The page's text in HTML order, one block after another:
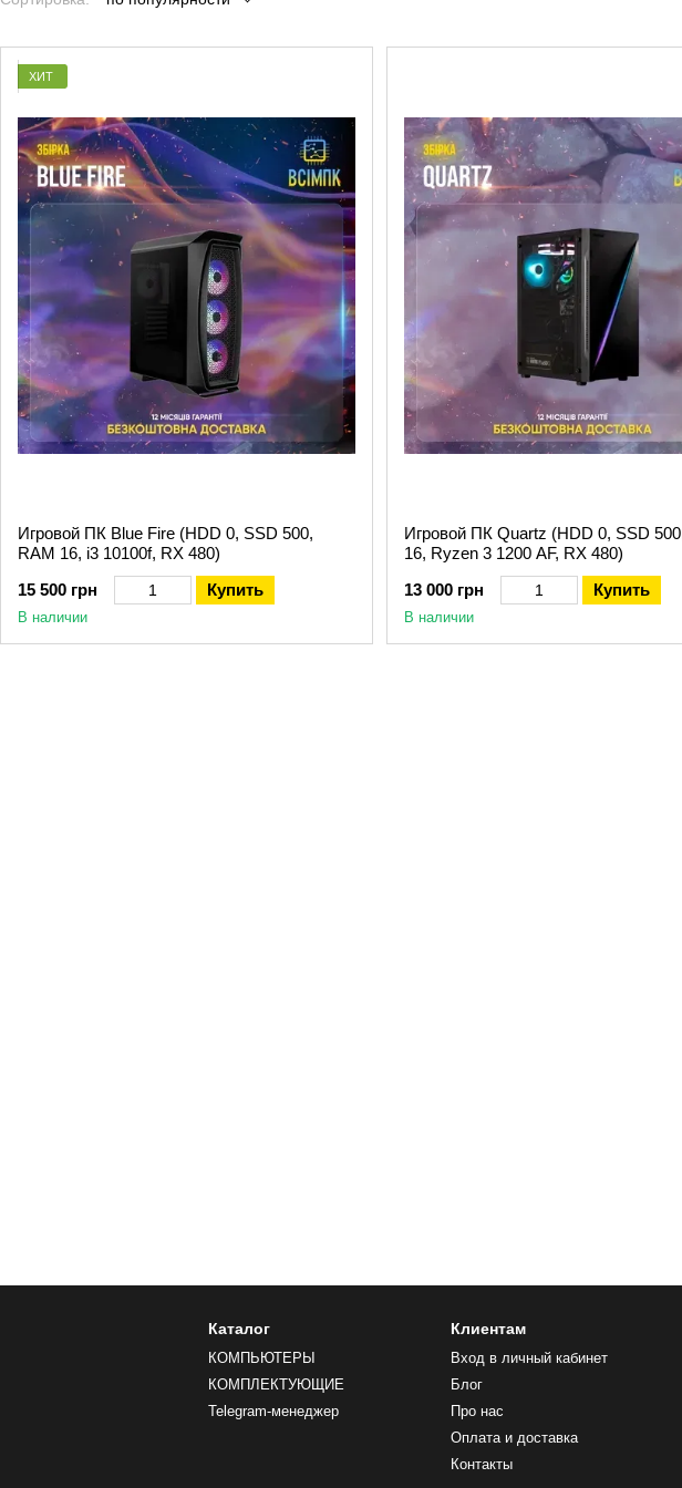
ХИТ
Игровой ПК Blue Fire (HDD 0, SSD 500,
RAM 16, i3 10100f, RX 480)
15 500 грн
Купить
В наличии
Игровой ПК Quartz (HDD 0, SSD
16, Ryzen 3 1200 AF, RX 480)
13 000 грн
Купить
В наличии
Каталог
КОМПЬЮТЕРЫ
КОМПЛЕКТУЮЩИЕ
Telegram-менеджер
Клиентам
Вход в личный кабинет
Блог
Про нас
Оплата и доставка
Контакты